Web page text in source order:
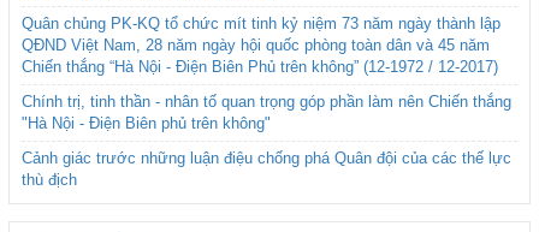
Quân chủng PK-KQ tổ chức mít tinh kỷ niệm 73 năm ngày thành lập
QĐND Việt Nam, 28 năm ngày hội quốc phòng toàn dân và 45 năm
Chiến thắng “Hà Nội - Điện Biên Phủ trên không” (12-1972 / 12-2017)
Chính trị, tinh thần - nhân tố quan trọng góp phần làm nên Chiến thắng
"Hà Nội - Điện Biên phủ trên không"
Cảnh giác trước những luận điệu chống phá Quân đội của các thế lực
thù địch